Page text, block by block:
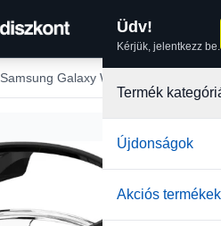
Üdv!
Kérjük, jelentkezz be.
Termék
Újdonságok
Akciós termékek
Samsung Galaxy Watch tokok